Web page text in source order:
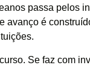
passa pelos
avanço é
Se faz com